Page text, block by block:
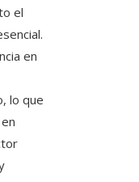
el
en
lo que